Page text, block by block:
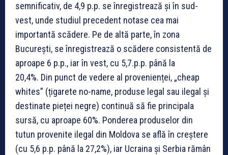
semnificativ, de 4,9 p.p. se înregistrează și în sud-
vest, unde studiul precedent notase cea mai
importantă scădere. Pe de altă parte, în zona
București, se înregistrează o scădere consistentă de
aproape 6 p.p., iar în vest, cu 5,7.p.p. până la
20,4%. Din punct de vedere al provenienței, „cheap
whites” (țigarete no-name, produse legal sau ilegal și
destinate pieței negre) continuă să fie principala
sursă, cu aproape 60%. Ponderea produselor din
tutun provenite ilegal din Moldova se află în creștere
(cu 5,6 p.p. până la 27,2%), iar Ucraina și Serbia rămân